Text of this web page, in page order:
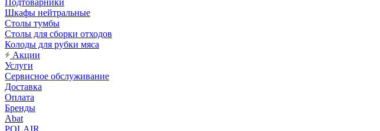
Подтоварники
Шкафы нейтральные
Столы тумбы
Столы для сборки отходов
Колоды для рубки мяса
Акции
Услуги
Сервисное обслуживание
Доставка
Оплата
Бренды
Abat
POLAIR